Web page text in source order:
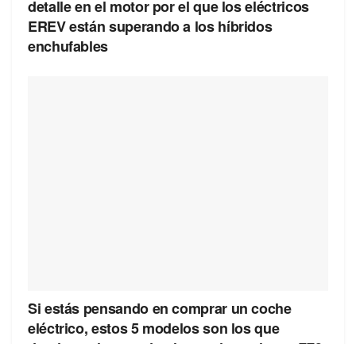
detalle en el motor por el que los eléctricos
EREV están superando a los híbridos
enchufables
Si estás pensando en comprar un coche
eléctrico, estos 5 modelos son los que